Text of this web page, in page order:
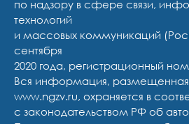
по надзору в сфере связи,
технологий
и массовых коммуникаций
сентября
2020 года, регистрационный
Вся информация, размещенная
www.ngzv.ru, охраняется в
с законодательством РФ об